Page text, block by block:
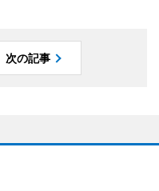
次の記事